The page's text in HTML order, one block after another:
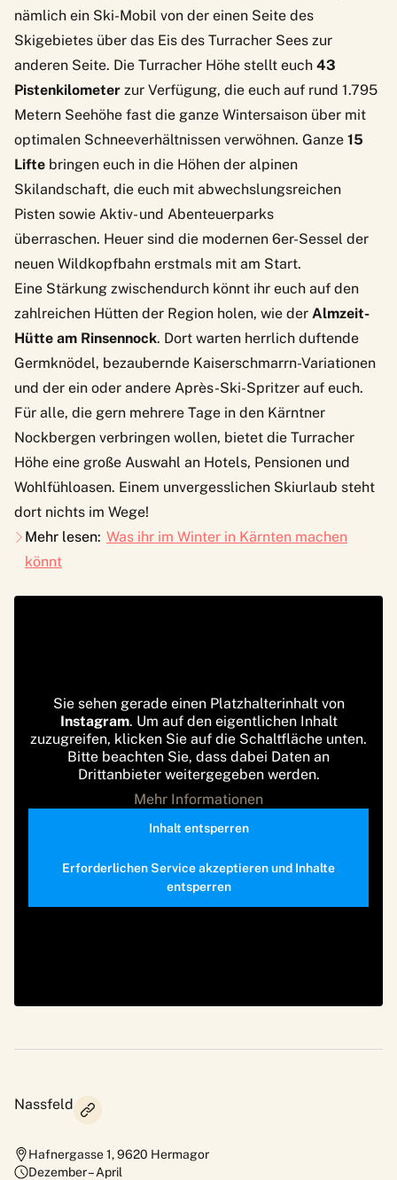
nämlich ein Ski-Mobil von der einen Seite des
Skigebietes über das Eis des Turracher Sees zur
anderen Seite. Die Turracher Höhe stellt euch 43
Pistenkilometer zur Verfügung, die euch auf rund 1.795
Metern Seehöhe fast die ganze Wintersaison über mit
optimalen Schneeverhältnissen verwöhnen. Ganze 15
Lifte bringen euch in die Höhen der alpinen
Skilandschaft, die euch mit abwechslungsreichen
Pisten sowie Aktiv- und Abenteuerparks
überraschen. Heuer sind die modernen 6er-Sessel der
neuen Wildkopfbahn erstmals mit am Start.
Eine Stärkung zwischendurch könnt ihr euch auf den
zahlreichen Hütten der Region holen, wie der Almzeit-
Hütte am Rinsennock. Dort warten herrlich duftende
Germknödel, bezaubernde Kaiserschmarrn-Variationen
und der ein oder andere Après-Ski-Spritzer auf euch.
Für alle, die gern mehrere Tage in den Kärntner
Nockbergen verbringen wollen, bietet die Turracher
Höhe eine große Auswahl an Hotels, Pensionen und
Wohlfühloasen. Einem unvergesslichen Skiurlaub steht
dort nichts im Wege!
Mehr lesen: Was ihr im Winter in Kärnten machen
könnt
Sie sehen gerade einen Platzhalterinhalt von
Instagram. Um auf den eigentlichen Inhalt
zuzugreifen, klicken Sie auf die Schaltfläche unten.
Bitte beachten Sie, dass dabei Daten an
Drittanbieter weitergegeben werden.
Mehr Informationen
Inhalt entsperren
Erforderlichen Service akzeptieren und Inhalte
entsperren
Nassfeld
Hafnergasse 1,9620 Hermagor
Dezember – April